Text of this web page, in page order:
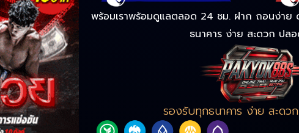
พร้อมเราพร้อมดูแลตลอด 24 ชม. ฝาก ถอนง่าย
ธนาคาร ง่าย สะดวก ปล
รองรับทุกธนาคาร ง่าย สะด